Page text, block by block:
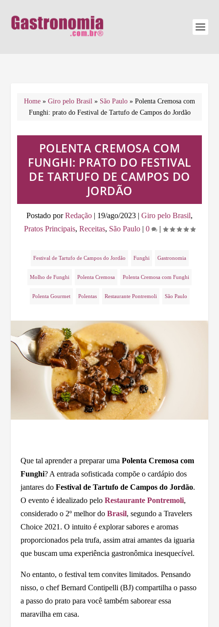
Home » Giro pelo Brasil » São Paulo » Polenta Cremosa com
Funghi: prato do Festival de Tartufo de Campos do Jordão
POLENTA CREMOSA COM
FUNGHI: PRATO DO FESTIVAL
DE TARTUFO DE CAMPOS DO
JORDÃO
Postado porRedação | 19/ago/2023 | Giro pelo Brasil,
Pratos Principais, Receitas, São Paulo | 0 |
Festival de Tartufo de Campos do Jordão Funghi Gastronomia
Molho de Funghi Polenta Cremosa Polenta Cremosa com Funghi
Polenta Gourmet Polentas Restaurante Pontremoli São Paulo
Que tal aprender a preparar umaPolenta Cremosa com
Funghi? A entrada sofisticada compõe o cardápio dos
jantares doFestival de Tartufo de Campos do Jordão.
O evento é idealizado peloRestaurante Pontremoli,
considerado o 2º melhor doBrasil, segundo a Travelers
Choice 2021. O intuito é explorar sabores e aromas
proporcionados pela trufa, assim atrai amantes da iguaria
que buscam uma experiência gastronômica inesquecível.
No entanto, o festival tem convites limitados. Pensando
nisso, o chef Bernard Contipelli (BJ) compartilha o passo
a passo do prato para você também saborear essa
maravilha em casa.